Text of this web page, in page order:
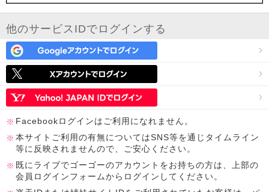
他のサービスIDでログインする
Facebookログインはご利用になれません。
本サイトご利用の有無についてはSNS等を通じタイムライン
等に反映されませんので、ご安心ください。
既にライブでゴーゴーのアカウントをお持ちの方は、上部の
会員ログインフォームからログインしてください。